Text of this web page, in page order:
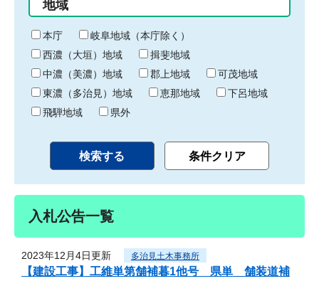
り
終
わ
り
地域
本庁
岐阜地域（本庁除く）
西濃（大垣）地域
揖斐地域
中濃（美濃）地域
郡上地域
可茂地域
東濃（多治見）地域
恵那地域
下呂地域
飛騨地域
県外
入札公告一覧
2023年12月4日更新 多治見土木事務所
【建設工事】工維単第舗補暮1他号 県単 舗装道補